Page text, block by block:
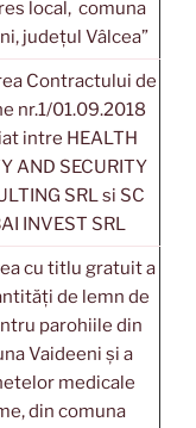
local, comuna
județul Vâlcea”
Contractului de
nr.1/01.09.2018
intre HEALTH
AND SECURITY
SRL si SC
INVEST SRL
cu titlu gratuit a
de lemn de
parohiile din
Vaideeni și a
medicale
din comuna